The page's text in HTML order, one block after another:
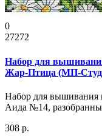
0
27272
Набор для
Жар-Птица (МП-
Набор для вышивания
Аида №14,
308 р.